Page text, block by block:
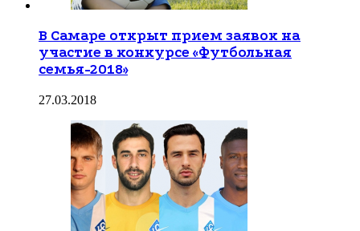
В Самаре открыт прием заявок на
участие в конкурсе «Футбольная
семья-2018»
27.03.2018